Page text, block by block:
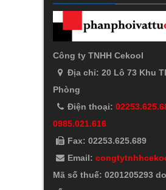
Công ty TNHH Cekool
Địa chỉ: 20 Lô 73 Khu
Phòng
Điện thoại:
0985.021.616
Fax: 02253.625.689
Email:
Mã số thuế: 0201205293